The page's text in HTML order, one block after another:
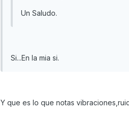
Un Saludo.
Si...En la mia si.
Y que es lo que notas